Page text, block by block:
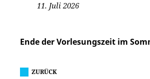
11. Juli 2026
Ende der Vorlesungszeit im
ZURÜCK